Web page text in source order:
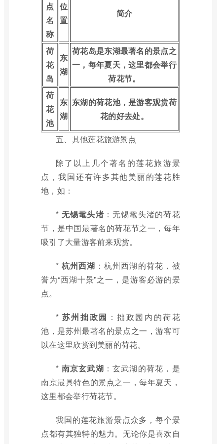
点
名
称
位
置
简介
荷
花
岛
东
湖
荷花岛是东湖最著名的景点之
一，每年夏天，这里都会举行
荷花节。
荷
花
池
东
湖
东湖的荷花池，是游客观赏荷
花的好去处。
五、其他莲花旅游景点
除了以上几个著名的莲花旅游景
点，我国还有许多其他美丽的莲花胜
地，如：
* 无锡鼋头渚 ：无锡鼋头渚的荷花
节，是中国最著名的荷花节之一，每年
吸引了大量游客前来观赏。
* 杭州西湖 ：杭州西湖的荷花，被
誉为“西湖十景”之一，是游客必游的景
点。
* 苏州拙政园 ：拙政园内的荷花
池，是苏州最著名的景点之一，游客可
以在这里欣赏到美丽的荷花。
* 南京玄武湖 ：玄武湖的荷花，是
南京最具特色的景点之一，每年夏天，
这里都会举行荷花节。
我国的莲花旅游景点众多，每个景
点都有其独特的魅力。无论你是喜欢自